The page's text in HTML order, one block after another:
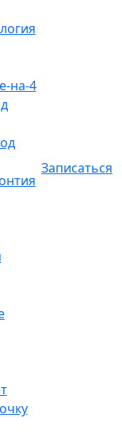
на-4
Записаться